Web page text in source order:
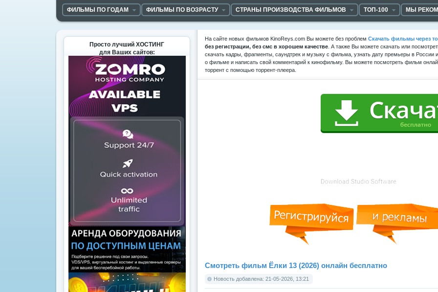
ФИЛЬМЫ ПО ГОДАМ ФИЛЬМЫ ПО ВОЗРАСТУ СТРАНЫ ПРОИЗВОДСТВА ФИЛЬМОВ ТОП-100 МЫ
На сайте новых фильмов KinoReys.com Вы можете без проблем Скачать фильмы через
без регистрации, без смс в хорошем качестве . А также Вы можете скачать или
скачать кадры, фрагменты, саундтрек и музыку с фильма, узнать дату премьеры в России
о фильме и написать свой комментарий к кинофильму. Вы можете посмотреть фильм
торрент с помощью торрент-плеера.
Смотреть фильм Ёлки 13 (2026) онлайн бесплатно
Новость добавлена: 21-05-2026, 13:21
Просто лучший ХОСТИНГ
для Ваших сайтов: